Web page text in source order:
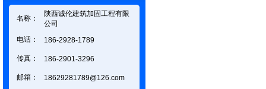
名称：
陕西诚伦建筑加固工程有限
公司
电话：
186-2928-1789
传真： 186-2901-3296
邮箱： 18629281789@126.com